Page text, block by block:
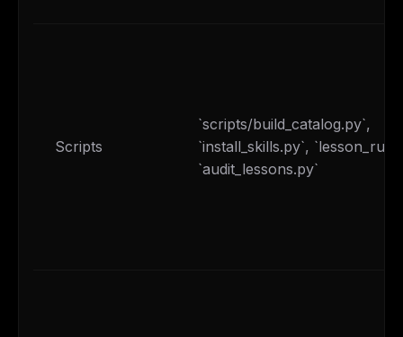
Scripts
`scripts/build_catalog.py`,
`install_skills.py`,
`audit_lessons.py`